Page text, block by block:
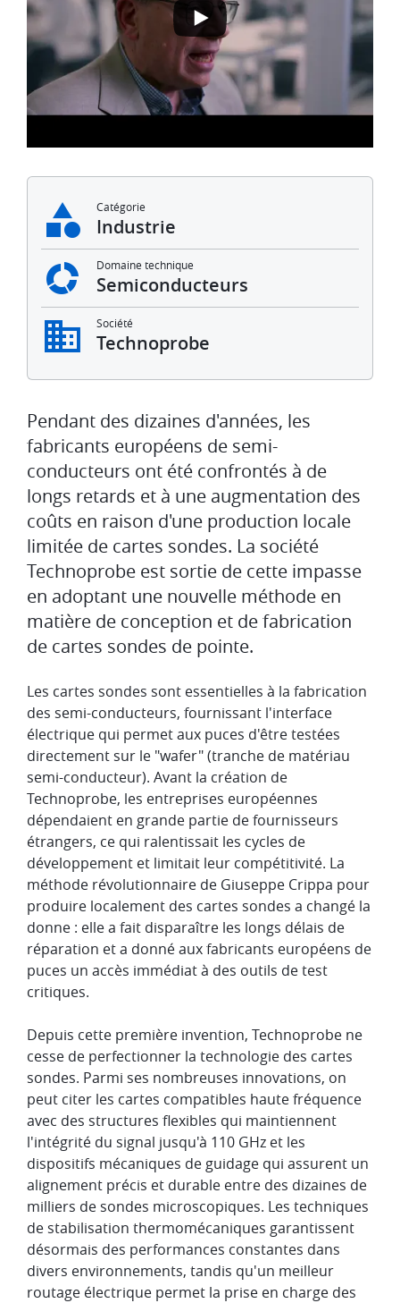
Catégorie
Industrie
Domaine technique
Semiconducteurs
Société
Technoprobe
Pendant des dizaines d'années, les
fabricants européens de semi-
conducteurs ont été confrontés à de
longs retards et à une augmentation des
coûts en raison d'une production locale
limitée de cartes sondes. La société
Technoprobe est sortie de cette impasse
en adoptant une nouvelle méthode en
matière de conception et de fabrication
de cartes sondes de pointe.
Les cartes sondes sont essentielles à la fabrication
des semi-conducteurs, fournissant l'interface
électrique qui permet aux puces d'être testées
directement sur le "wafer" (tranche de matériau
semi-conducteur). Avant la création de
Technoprobe, les entreprises européennes
dépendaient en grande partie de fournisseurs
étrangers, ce qui ralentissait les cycles de
développement et limitait leur compétitivité. La
méthode révolutionnaire de Giuseppe Crippa pour
produire localement des cartes sondes a changé la
donne : elle a fait disparaître les longs délais de
réparation et a donné aux fabricants européens de
puces un accès immédiat à des outils de test
critiques.
Depuis cette première invention, Technoprobe ne
cesse de perfectionner la technologie des cartes
sondes. Parmi ses nombreuses innovations, on
peut citer les cartes compatibles haute fréquence
avec des structures flexibles qui maintiennent
l'intégrité du signal jusqu'à 110 GHz et les
dispositifs mécaniques de guidage qui assurent un
alignement précis et durable entre des dizaines de
milliers de sondes microscopiques. Les techniques
de stabilisation thermomécaniques garantissent
désormais des performances constantes dans
divers environnements, tandis qu'un meilleur
routage électrique permet la prise en charge des